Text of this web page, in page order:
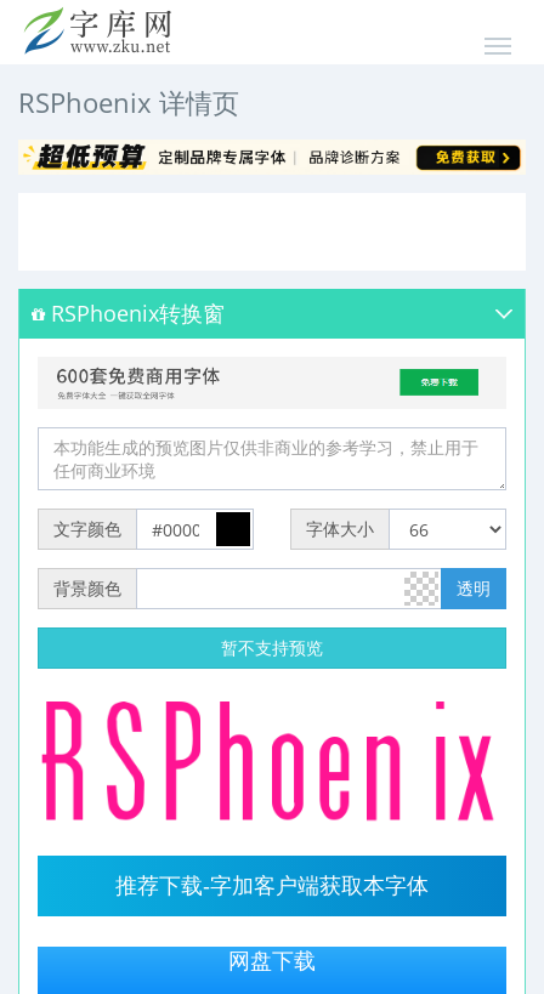
RSPhoenix 详情页
RSPhoenix转换窗
文字颜色 字体大小
背景颜色 透明
暂不支持预览
推荐下载-字加客户端获取本字体
网盘下载